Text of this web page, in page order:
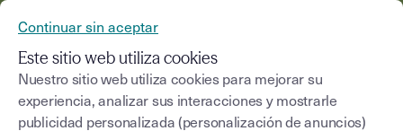
Blog
Continuar sin aceptar
Este sitio web utiliza cookies
Nuestro sitio web utiliza cookies para mejorar su
experiencia, analizar sus interacciones y mostrarle
publicidad personalizada (personalización de anuncios)